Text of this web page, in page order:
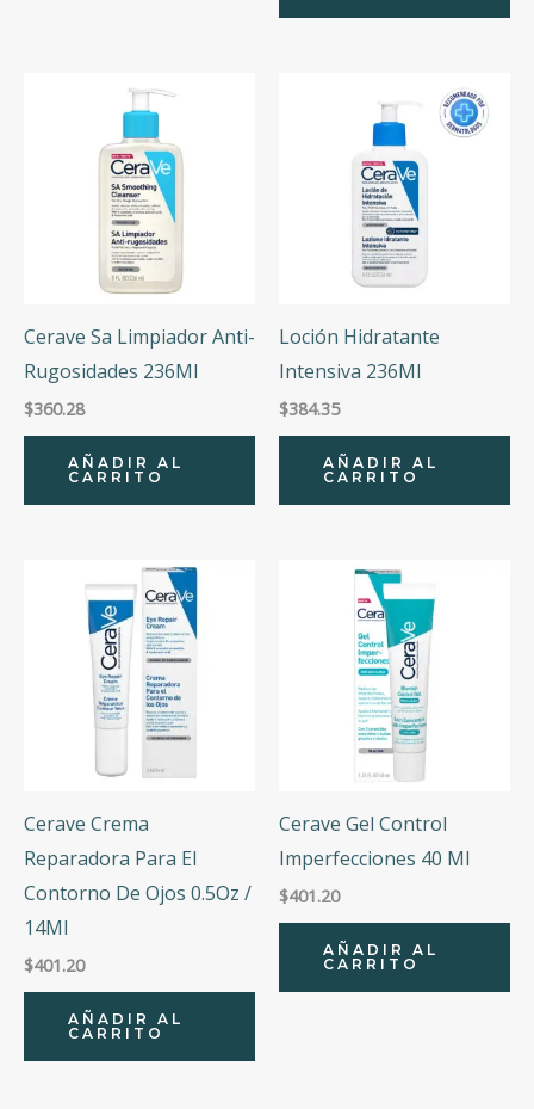
Cerave Sa Limpiador Anti-
Rugosidades 236Ml
$360.28
AÑADIR AL
CARRITO
Loción Hidratante
Intensiva 236Ml
$384.35
AÑADIR AL
CARRITO
Cerave Crema
Reparadora Para El
Contorno De Ojos 0.5Oz /
14Ml
$401.20
AÑADIR AL
CARRITO
Cerave Gel Control
Imperfecciones 40 Ml
$401.20
AÑADIR AL
CARRITO